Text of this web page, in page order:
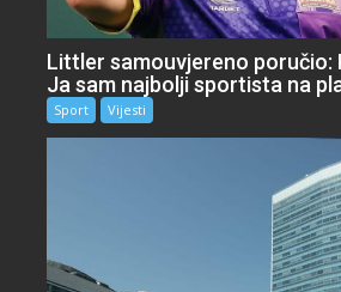
Littler samouvjereno poručio:
Ja sam najbolji sportista na
Sport Vijesti